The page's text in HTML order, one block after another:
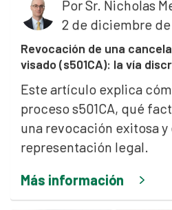
PorSr. Nicholas
2 de diciembre
Revocación de una
visado (s501CA): la vía
Este artículo explica
proceso s501CA, qué
una revocación exitosa y
representación legal.
Más información